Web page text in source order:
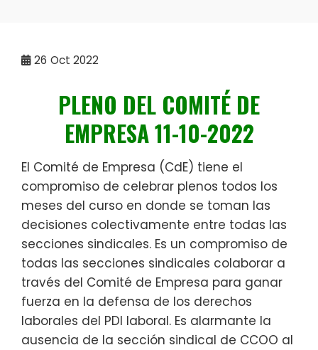
26 Oct 2022
PLENO DEL COMITÉ DE
EMPRESA 11-10-2022
El Comité de Empresa (CdE) tiene el
compromiso de celebrar plenos todos los
meses del curso en donde se toman las
decisiones colectivamente entre todas las
secciones sindicales. Es un compromiso de
todas las secciones sindicales colaborar a
través del Comité de Empresa para ganar
fuerza en la defensa de los derechos
laborales del PDI laboral. Es alarmante la
ausencia de la sección sindical de CCOO al